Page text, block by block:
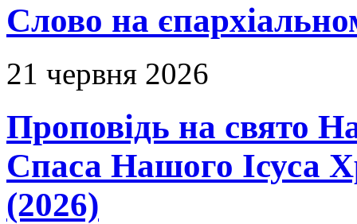
Слово на
21 червня 2026
Проповідь на свято
Спаса Нашого Ісуса
(2026)